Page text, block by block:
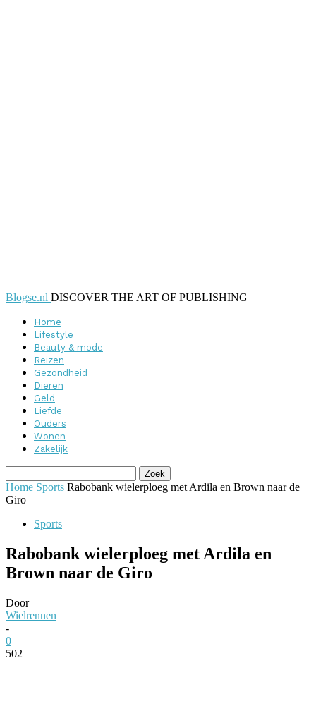
Blogse.nl DISCOVER THE ART OF PUBLISHING
Home
Lifestyle
Beauty & mode
Reizen
Gezondheid
Dieren
Geld
Liefde
Ouders
Wonen
Zakelijk
Home Sports Rabobank wielerploeg met Ardila en Brown naar de
Giro
Sports
Rabobank wielerploeg met Ardila en
Brown naar de Giro
Door
Wielrennen
-
0
502